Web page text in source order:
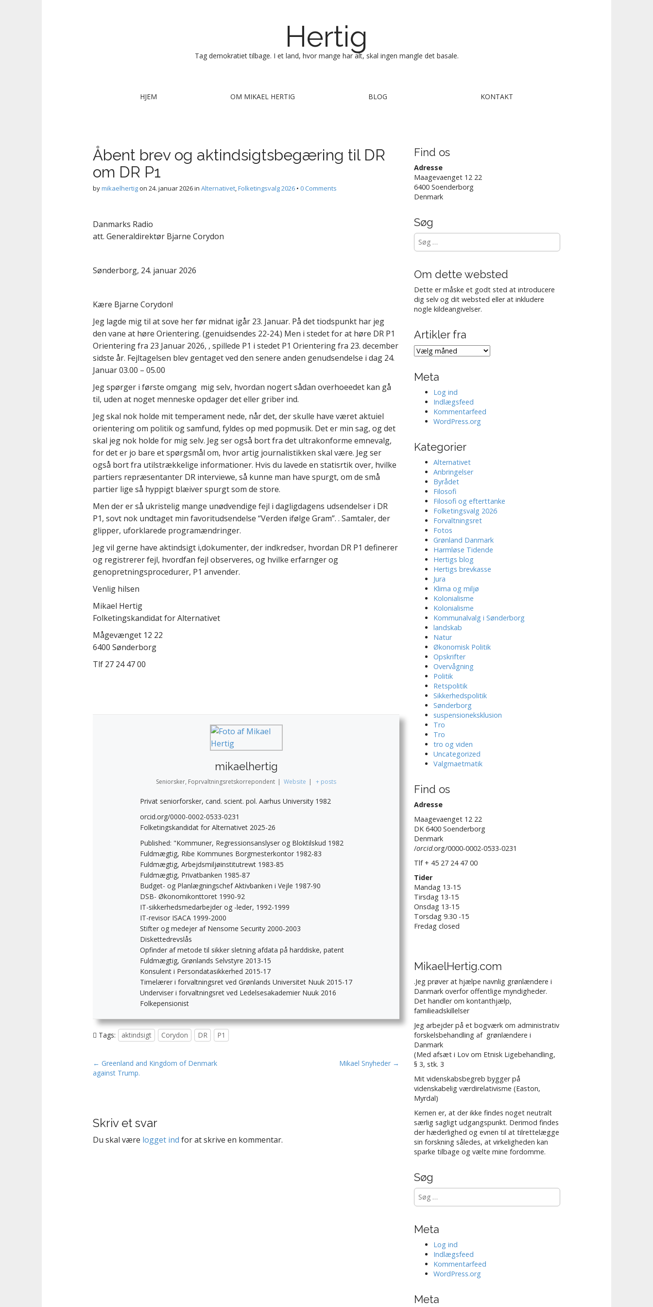
Hertig
Tag demokratiet tilbage. I et land, hvor mange har alt, skal ingen mangle det basale.
m
e
n
u
o
c
o
n
t
t
HJEM OM MIKAEL HERTIG BLOG KONTAKT
Åbent brev og aktindsigtsbegæring til DR
om DR P1
bymikaelhertigon 24. januar 2026in Alternativet,Folketingsvalg 2026 • 0 Comments
Danmarks Radio
att. Generaldirektør Bjarne Corydon
Sønderborg, 24. januar 2026
Kære Bjarne Corydon!
Jeg lagde mig til at sove her før midnat igår 23. Januar. På det tiodspunkt har jeg
den vane at høre Orientering. (genuidsendes 22-24.) Men i stedet for at høre DR P1
Orientering fra 23 Januar 2026, , spillede P1 i stedet P1 Orientering fra 23. december
sidste år. Fejltagelsen blev gentaget ved den senere anden genudsendelse i dag 24.
Januar 03.00 – 05.00
Jeg spørger i første omgang mig selv, hvordan nogert sådan overhoeedet kan gå
til, uden at noget menneske opdager det eller griber ind.
Jeg skal nok holde mit temperament nede, når det, der skulle have været aktuiel
orientering om politik og samfund, fyldes op med popmusik. Det er min sag, og det
skal jeg nok holde for mig selv. Jeg ser også bort fra det ultrakonforme emnevalg,
for det er jo bare et spørgsmål om, hvor artig journalistikken skal være. Jeg ser
også bort fra utilstrækkelige informationer. Hvis du lavede en statisrtik over, hvilke
partiers repræsentanter DR interviewe, så kunne man have spurgt, om de små
partier lige så hyppigt blæiver spurgt som de store.
Men der er så ukristelig mange unødvendige fejl i dagligdagens udsendelser i DR
P1, sovt nok undtaget min favoritudsendelse “Verden ifølge Gram”. . Samtaler, der
glipper, uforklarede programændringer.
Jeg vil gerne have aktindsigt i,dokumenter, der indkredser, hvordan DR P1 definerer
og registrerer fejl, hvordfan fejl observeres, og hvilke erfarnger og
genopretningsprocedurer, P1 anvender.
Venlig hilsen
Mikael Hertig
Folketingskandidat for Alternativet
Mågevænget 12 22
6400 Sønderborg
Tlf 27 24 47 00
mikaelhertig
Seniorsker, Foprvaltningsretskorrepondent | Website | + posts
Privat seniorforsker, cand. scient. pol. Aarhus University 1982
orcid.org/0000-0002-0533-0231
Folketingskandidat for Alternativet 2025-26
Published: "Kommuner, Regressionsanslyser og Bloktilskud 1982
Fuldmægtig, Ribe Kommunes Borgmesterkontor 1982-83
Fuldmægtig, Arbejdsmiljøinstitutrewt 1983-85
Fuldmægtig, Privatbanken 1985-87
Budget- og Planlægningschef Aktivbanken i Vejle 1987-90
DSB- Økonomikonttoret 1990-92
IT-sikkerhedsmedarbejder og -leder, 1992-1999
IT-revisor ISACA 1999-2000
Stifter og medejer af Nensome Security 2000-2003
Diskettedrevslås
Opfinder af metode til sikker sletning afdata på harddiske, patent
Fuldmægtig, Grønlands Selvstyre 2013-15
Konsulent i Persondatasikkerhed 2015-17
Timelærer i forvaltningsret ved Grønlands Universitet Nuuk 2015-17
Underviser i forvaltningsret ved Ledelsesakademier Nuuk 2016
Folkepensionist
Tags: aktindsigt Corydon DR P1
P
o
a
v
← Greenland and Kingdom of Denmark
against Trump.
Mikael Snyheder →
Skriv et svar
Du skal være logget ind for at skrive en kommentar.
Find os
Adresse
Maagevaenget 12 22
6400 Soenderborg
Denmark
Søg
Søg
efter:
Om dette websted
Dette er måske et godt sted at introducere
dig selv og dit websted eller at inkludere
nogle kildeangivelser.
Artikler fra
Artikler
fra
Meta
Log ind
Indlægsfeed
Kommentarfeed
WordPress.org
Kategorier
Alternativet
Anbringelser
Byrådet
Filosofi
Filosofi og efterttanke
Folketingsvalg 2026
Forvaltningsret
Fotos
Grønland Danmark
Harmløse Tidende
Hertigs blog
Hertigs brevkasse
Jura
Klima og miljø
Kolonialisme
Kolonialisme
Kommunalvalg i Sønderborg
landskab
Natur
Økonomisk Politik
Opskrifter
Overvågning
Politik
Retspolitik
Sikkerhedspolitik
Sønderborg
suspensioneksklusion
Tro
Tro
tro og viden
Uncategorized
Valgmaetmatik
Find os
Adresse
Maagevaenget 12 22
DK 6400 Soenderborg
Denmark
/orcid.org/0000-0002-0533-0231
Tlf + 45 27 24 47 00
Tider
Mandag 13-15
Tirsdag 13-15
Onsdag 13-15
Torsdag 9.30 -15
Fredag closed
MikaelHertig.com
.Jeg prøver at hjælpe navnlig grønlændere i
Danmark overfor offentlige myndigheder.
Det handler om kontanthjælp,
familieadskillelser
Jeg arbejder på et bogværk om administrativ
forskelsbehandling af grønlændere i
Danmark
(Med afsæt i Lov om Etnisk Ligebehandling,
§ 3, stk. 3
Mit videnskabsbegreb bygger på
videnskabelig værdirelativisme (Easton,
Myrdal)
Kernen er, at der ikke findes noget neutralt
særlig sagligt udgangspunkt. Derimod findes
der hæderlighed og evnen til at tilrettelægge
sin forskning således, at virkeligheden kan
sparke tilbage og vælte mine fordomme.
Søg
Søg
efter:
Meta
Log ind
Indlægsfeed
Kommentarfeed
WordPress.org
Meta